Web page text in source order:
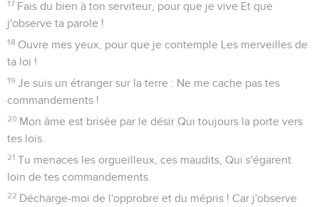
17 Fais du bien à ton serviteur, pour que je vive Et que
j'observe ta parole !
18 Ouvre mes yeux, pour que je contemple Les merveilles de
ta loi !
19 Je suis un étranger sur la terre : Ne me cache pas tes
commandements !
20 Mon âme est brisée par le désir Qui toujours la porte vers
tes lois.
21 Tu menaces les orgueilleux, ces maudits, Qui s'égarent
loin de tes commandements.
22 Décharge-moi de l'opprobre et du mépris ! Car j'observe